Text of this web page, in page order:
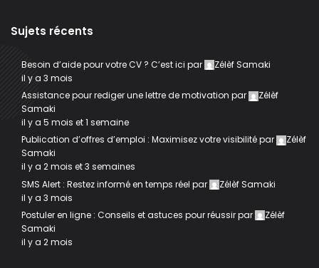
Sujets récents
Besoin d’aide pour votre CV ? C’est ici par
Zélèf Samaki
il y a 3 mois
Assistance pour rediger une lettre de motivation par
Zélèf
Samaki
il y a 5 mois et 1 semaine
Publication d’offres d’emploi : Maximisez votre visibilitépar
Zélèf
Samaki
il y a 2 mois et 3 semaines
SMS Alert : Restez informé en temps réel par
Zélèf Samaki
il y a 3 mois
Postuler en ligne : Conseils et astuces pour réussirpar
Zélèf
Samaki
il y a 2 mois